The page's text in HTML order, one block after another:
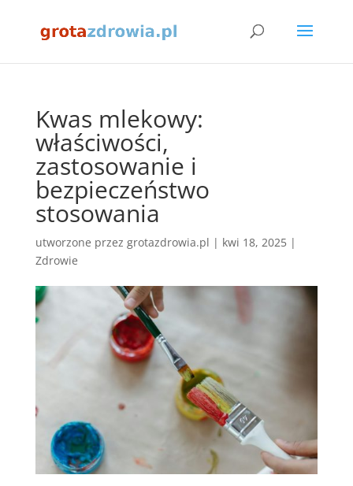
Kwas mlekowy:
właściwości,
zastosowanie i
bezpieczeństwo
stosowania
utworzone przez grotazdrowia.pl | kwi 18, 2025|
Zdrowie